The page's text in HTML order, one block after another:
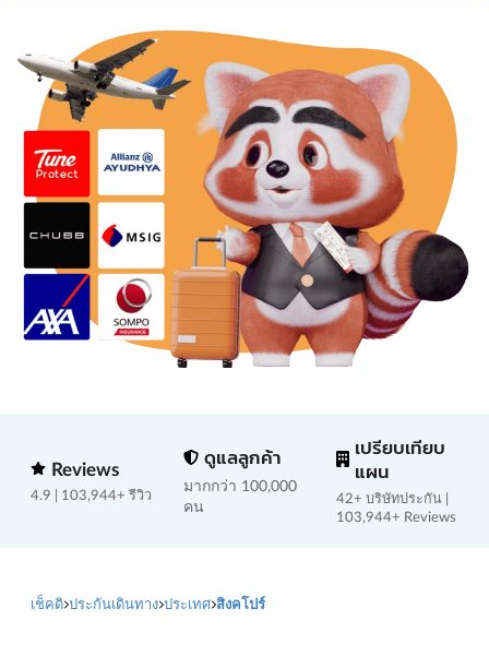
Reviews
4.9 | 103,944+ รีวิว
ดูแลลูกค้า
มากกว่า 100,000
คน
เปรียบเทียบ
แผน
42+ บริษัทประกัน |
103,944+ Reviews
เช็คดิ ประกันเดินทาง ประเทศ สิงคโปร์